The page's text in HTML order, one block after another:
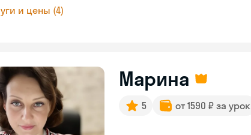
и цены (4)
Марина
5 от 1590 ₽ за урок